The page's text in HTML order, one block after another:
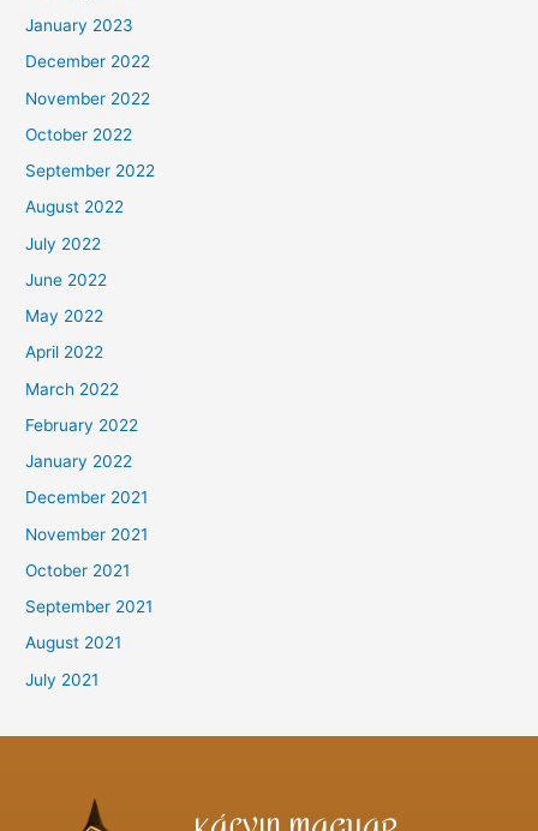
January 2023
December 2022
November 2022
October 2022
September 2022
August 2022
July 2022
June 2022
May 2022
April 2022
March 2022
February 2022
January 2022
December 2021
November 2021
October 2021
September 2021
August 2021
July 2021